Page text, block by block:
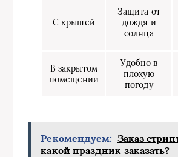
С крышей
Защита от
дождя и
солнца
В закрытом
помещении
Удобно в
плохую
погоду
Рекомендуем: Заказ
какой праздник заказать?